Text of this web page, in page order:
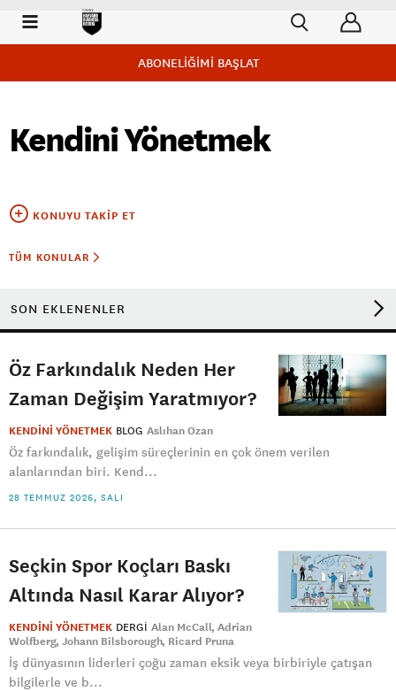
ABONELİĞİMİ BAŞLAT
Kendini Yönetmek
KONUYU TAKIP ET
TÜM KONULAR
SON EKLENENLER
Öz Farkındalık Neden Her
Zaman Değişim Yaratmıyor?
KENDİNİ YÖNETMEK BLOG Aslıhan Ozan
Öz farkındalık, gelişim süreçlerinin en çok önem verilen
alanlarından biri. Kend...
28 TEMMUZ 2026, SALI
Seçkin Spor Koçları Baskı
Altında Nasıl Karar Alıyor?
KENDİNİ YÖNETMEK DERGI Alan McCall Adrian
Wolfberg Johann Bilsborough Ricard Pruna
İş dünyasının liderleri çoğu zaman eksik veya birbiriyle çatışan
bilgilerle ve b...